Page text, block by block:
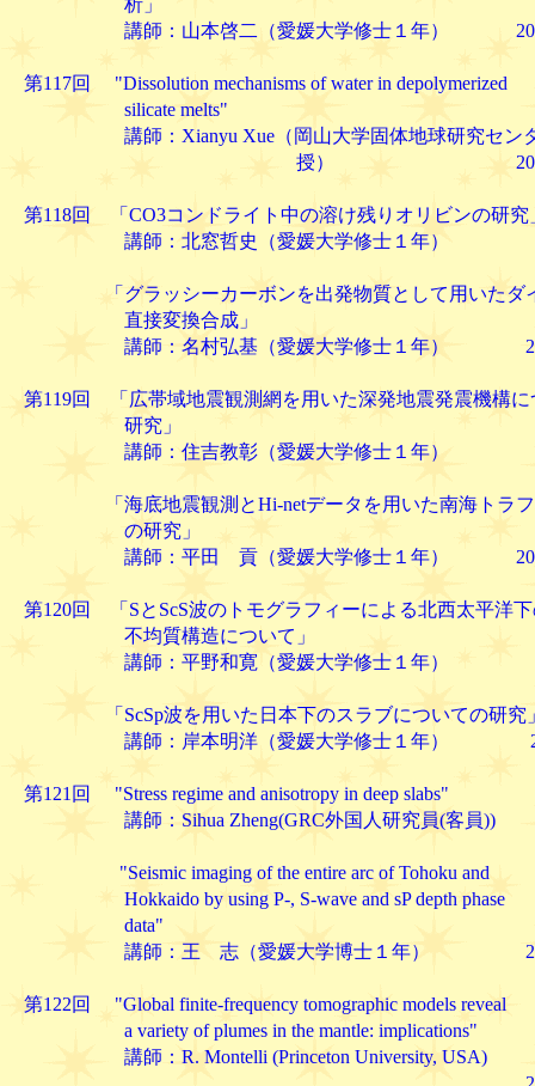
析」
講師：山本啓二（愛媛大学修士１年）
第117回 "Dissolution mechanisms of water in depolymerized
silicate melts"
講師：Xianyu Xue（岡山大学固体地球研究センタ
授） 2005.
第118回 「CO3コンドライト中の溶け残りオリビンの研究
講師：北窓哲史（愛媛大学修士１年）
「グラッシーカーボンを出発物質として用いたダ
直接変換合成」
講師：名村弘基（愛媛大学修士１年）
第119回 「広帯域地震観測網を用いた深発地震発震機構に
研究」
講師：住吉教彰（愛媛大学修士１年）
「海底地震観測とHi-netデータを用いた南海トラフ
の研究」
講師：平田 貢（愛媛大学修士１年）
第120回 「SとScS波のトモグラフィーによる北西太平洋
不均質構造について」
講師：平野和寛（愛媛大学修士１年）
「ScSp波を用いた日本下のスラブについての研究
講師：岸本明洋（愛媛大学修士１年）
第121回 "Stress regime and anisotropy in deep slabs"
講師：Sihua Zheng(GRC外国人研究員(客員))
"Seismic imaging of the entire arc of Tohoku and
Hokkaido by using P-, S-wave and sP depth phase
data"
講師：王 志（愛媛大学博士１年）
第122回 "Global finite-frequency tomographic models reveal
a variety of plumes in the mantle: implications"
講師：R. Montelli (Princeton University, USA)